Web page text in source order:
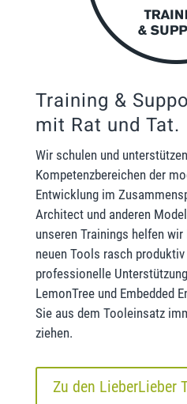
Training &
mit Rat und Tat.
Wir schulen und
Kompetenzbereichen der
Entwicklung im
Architect und anderen
unseren Trainings helfen
neuen Tools rasch
professionelle
LemonTree und Embedded
Sie aus dem Tooleinsatz
ziehen.
Zu den LieberLieber